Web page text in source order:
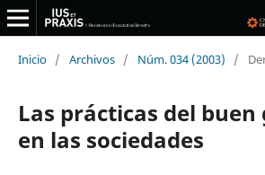
Inicio / Archivos / Núm. 034 (2003) /
Las prácticas del
en las sociedades